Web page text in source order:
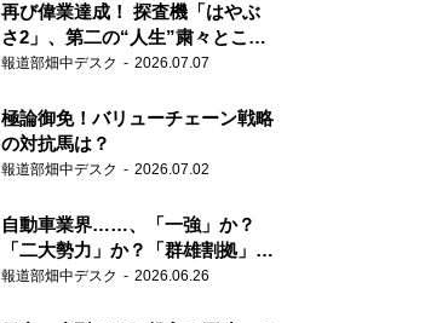
再び偉業達成！ 探査機「はやぶ
さ2」、第二の“人生”粛々とこな
す
報道部畑中デスク 2026.07.07
極論御免！バリューチェーン戦略
の対抗馬は？
報道部畑中デスク 2026.07.02
自動車業界……、「一強」か？
「二大勢力」か？「群雄割拠」
か？
報道部畑中デスク 2026.06.26